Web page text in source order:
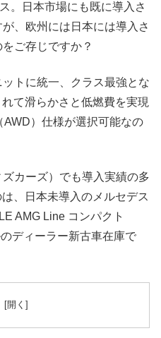
。日本市場にも既に導入さ
、欧州には日本には導入さ
ご存じですか？
トに統一、クラス最強とな
て滑らかさと低燃費を実現
AWD）仕様が選択可能なの
カーズ）でも導入実績の多
、日本未導入のメルセデス
AMG Line コンパクト
ディーラー新古車在庫で